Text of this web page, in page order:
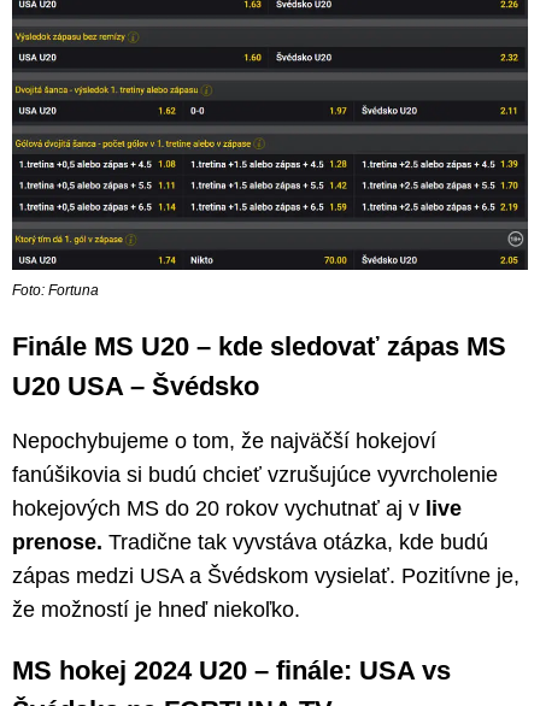
Foto: Fortuna
Finále MS U20 – kde sledovať zápas MS
U20 USA – Švédsko
Nepochybujeme o tom, že najväčší hokejoví
fanúšikovia si budú chcieť vzrušujúce vyvrcholenie
hokejových MS do 20 rokov vychutnať aj v live
prenose. Tradične tak vyvstáva otázka, kde budú
zápas medzi USA a Švédskom vysielať. Pozitívne je,
že možností je hneď niekoľko.
MS hokej 2024 U20 – finále: USA vs